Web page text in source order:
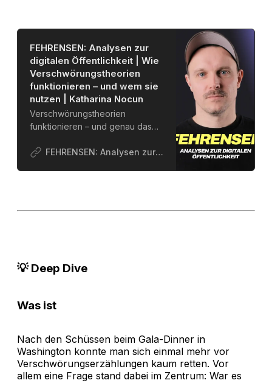
FEHRENSEN: Analysen zur
digitalen Öffentlichkeit | Wie
Verschwörungstheorien
funktionieren – und wem sie
nutzen | Katharina Nocun
Verschwörungstheorien
funktionieren – und genau das
Menschen Halt, Identität und dasFEHRENSEN: Analysen zur digitalen Öffentlichkeit
💡 Deep Dive
Was ist
Nach den Schüssen beim Gala-Dinner in
Washington konnte man sich einmal mehr vor
Verschwörungserzählungen kaum retten. Vor
allem eine Frage stand dabei im Zentrum: War es